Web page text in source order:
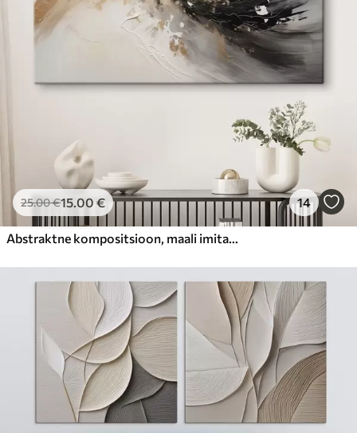
25.00€15.00 € 14
Abstraktne kompositsioon, maali imitatsioon